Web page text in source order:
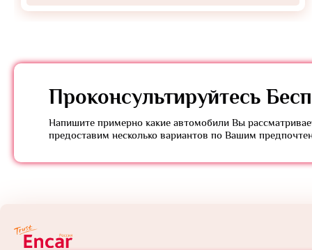
Проконсультируйтесь
Напишите примерно какие автомобили Вы
предоставим несколько вариантов по Вашим